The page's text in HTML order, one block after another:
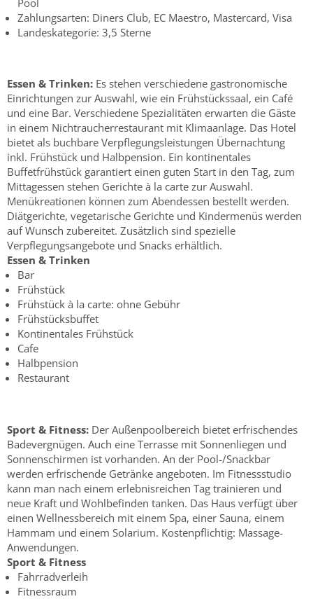
Zahlungsarten: Diners Club, EC Maestro, Mastercard, Visa
Landeskategorie: 3,5 Sterne
Essen & Trinken: Es stehen verschiedene gastronomische
Einrichtungen zur Auswahl, wie ein Frühstückssaal, ein Café
und eine Bar. Verschiedene Spezialitäten erwarten die Gäste
in einem Nichtraucherrestaurant mit Klimaanlage. Das Hotel
bietet als buchbare Verpflegungsleistungen Übernachtung
inkl. Frühstück und Halbpension. Ein kontinentales
Buffetfrühstück garantiert einen guten Start in den Tag, zum
Mittagessen stehen Gerichte à la carte zur Auswahl.
Menükreationen können zum Abendessen bestellt werden.
Diätgerichte, vegetarische Gerichte und Kindermenüs werden
auf Wunsch zubereitet. Zusätzlich sind spezielle
Verpflegungsangebote und Snacks erhältlich.
Essen & Trinken
Bar
Frühstück
Frühstück à la carte: ohne Gebühr
Frühstücksbuffet
Kontinentales Frühstück
Cafe
Halbpension
Restaurant
Sport & Fitness: Der Außenpoolbereich bietet erfrischendes
Badevergnügen. Auch eine Terrasse mit Sonnenliegen und
Sonnenschirmen ist vorhanden. An der Pool-/Snackbar
werden erfrischende Getränke angeboten. Im Fitnessstudio
kann man nach einem erlebnisreichen Tag trainieren und
neue Kraft und Wohlbefinden tanken. Das Haus verfügt über
einen Wellnessbereich mit einem Spa, einer Sauna, einem
Hammam und einem Solarium. Kostenpflichtig: Massage-
Anwendungen.
Sport & Fitness
Fahrradverleih
Fitnessraum